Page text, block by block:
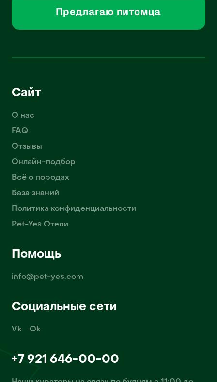
Предлагаю питомца
Сайт
О нас
FAQ
Отзывы
Онлайн-подбор
Всё о породах
База знаний
Политика конфиденциальности
Pet-Yes Отели
Помощь
info@pet-yes.com
Социальные сети
Vk Ok
+7 921 646-00-00